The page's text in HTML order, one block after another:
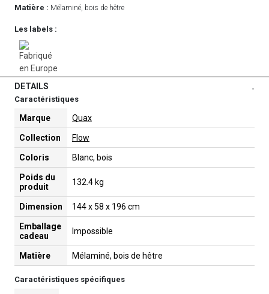
Matière : Mélaminé, bois de hêtre
Les labels :
DETAILS -
Caractéristiques
Marque Quax
Collection Flow
Coloris Blanc, bois
Poids du
produit
132.4 kg
Dimension 144 x 58 x 196 cm
Emballage
cadeau
Impossible
Matière Mélaminé, bois de hêtre
Caractéristiques spécifiques